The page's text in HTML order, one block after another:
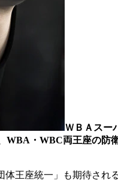
ＷＢＡスー
・WBC両王座の防
王座統一」も期待さ